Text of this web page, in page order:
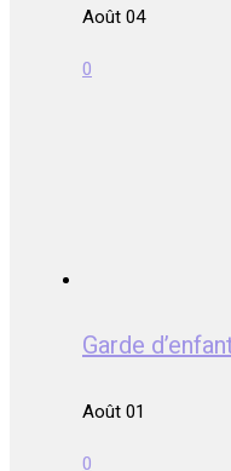
Août 04
0
Garde
Août 01
0